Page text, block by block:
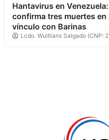
Hantavirus en
confirma tres muertes
vínculo con Barinas
Lcdo. Wuillians Salgado (CNP: